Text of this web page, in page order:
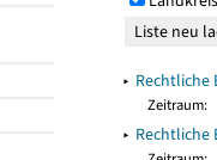
▸ Rechtliche
Zeitraum:
▸ Rechtliche